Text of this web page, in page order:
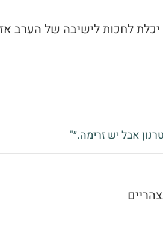
לחכות לישיבה של הערב אז
אבל יש זרימה.״"